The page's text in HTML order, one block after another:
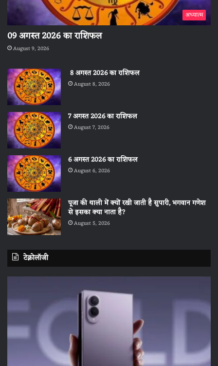
अध्यात्म
09 अगस्त 2026 का राशिफल
August 9, 2026
8 अगस्त 2026 का राशिफल
August 8, 2026
7 अगस्त 2026 का राशिफल
August 7, 2026
6 अगस्त 2026 का राशिफल
August 6, 2026
पूजा की थाली में क्यों रखी जाती है सुपारी, भगवान गणेश
से इसका क्या नाता है?
August 5, 2026
टेक्नोलॉजी